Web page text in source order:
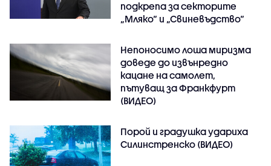
подкрепа за секторите
„Мляко“ и „Свиневъдство“
Непоносимо лоша миризма
доведе до извънредно
кацане на самолет,
пътуващ за Франкфурт
(ВИДЕО)
Порой и градушка удариха
Силинстренско (ВИДЕО)